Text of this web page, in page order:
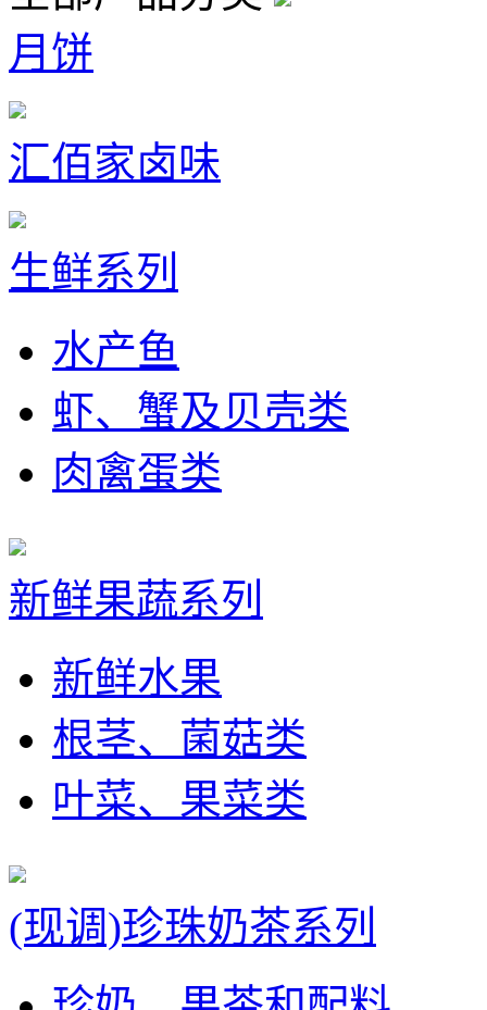
月饼
汇佰家卤味
生鲜系列
水产鱼
虾、蟹及贝壳类
肉禽蛋类
新鲜果蔬系列
新鲜水果
根茎、菌菇类
叶菜、果菜类
(现调)珍珠奶茶系列